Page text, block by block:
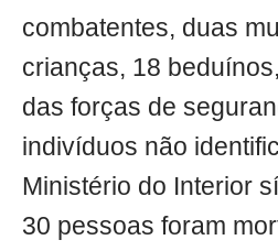
combatentes, duas
crianças, 18
das forças de
indivíduos não
Ministério do Interior
30 pessoas foram